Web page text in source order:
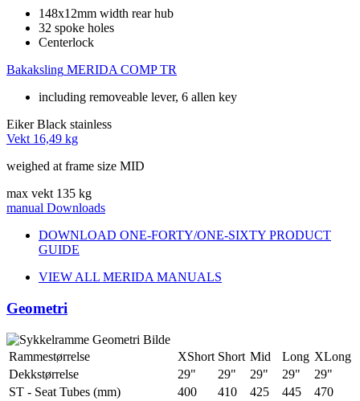
148x12mm width rear hub
32 spoke holes
Centerlock
Bakaksling MERIDA COMP TR
including removeable lever, 6 allen key
Eiker Black stainless
Vekt 16,49 kg
weighed at frame size MID
max vekt 135 kg
manual Downloads
DOWNLOAD ONE-FORTY/ONE-SIXTY PRODUCT
GUIDE
VIEW ALL MERIDA MANUALS
Geometri
Rammestørrelse XShort Short Mid Long XLong
Dekkstørrelse
29" 29" 29" 29"
29"
ST - Seat Tubes (mm)
400 410 425 445
470